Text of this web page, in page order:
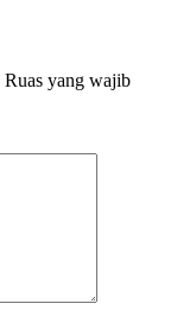
Ruas yang wajib